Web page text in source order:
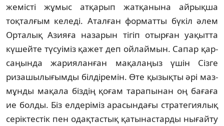
жемісті жұмыс атқарып жат­қа­ны­на айрықша
тоқталғым келеді. Аталған фор­матты бүкіл әлем
Орталық Азияға на­зарын ті­гіп отырған уақытта
күшейте түсуіміз қа­жет деп ойлаймын. Сапар қар­
саңын­да жа­рияланған мақалаңыз үшін Сіз­ге
ризашы­лығым­ды білдіремін. Өте қы­зықты әрі маз­
мұнды мақала біздің қо­ғам тарапынан оң бағаға
ие болды. Біз ел­деріміз арасындағы стратегиялық
серік­тестік пен одақтастық қатынастарды ны­ғайту